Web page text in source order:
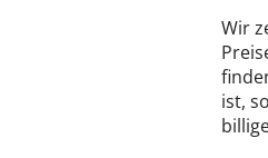
Wir
ist,